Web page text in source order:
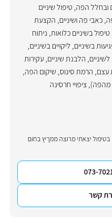
ובחלל הפה, טיפול שיניים
,כאבי פה ושיניים, הקצעת
טיפול בשיניים כלואות, ניתוח
בשיניים, ליקויים בשיניים,
, הלבנת שיניים,עקירות
עצם, הרמת סינוס, שיקום הפה,
מהפה), ציפויי חרסינה
בטיפול יצאתי מרוצה ממךיץ בחום
073-
קשר